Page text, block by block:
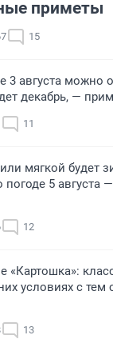
приметы
15
3 августа можно
декабрь, —
11
мягкой будет
погоде 5 августа
12
«Картошка»:
условиях с
13